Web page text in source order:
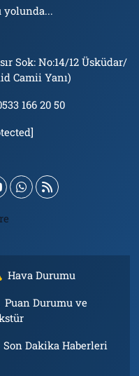
yolunda...
Sok: No:14/12 Üsküdar/
Camii Yanı)
166 20 50
Hava Durumu
Puan Durumu ve
Son Dakika Haberleri